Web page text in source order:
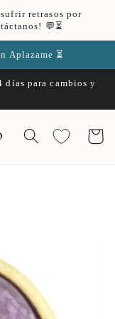
retrasos por
💬⏳
Aplazame ⏳
días para cambios y
Carrito